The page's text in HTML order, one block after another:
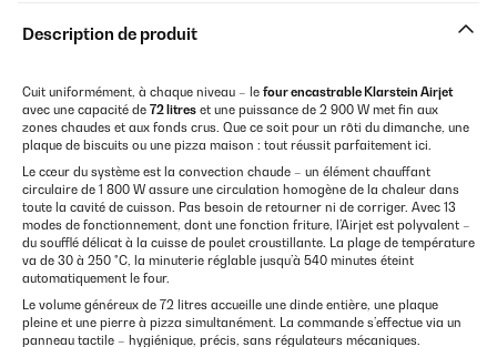
Description de produit
Cuit uniformément, à chaque niveau – le four encastrable Klarstein Airjet
avec une capacité de 72 litres et une puissance de 2 900 W met fin aux
zones chaudes et aux fonds crus. Que ce soit pour un rôti du dimanche, une
plaque de biscuits ou une pizza maison : tout réussit parfaitement ici.
Le cœur du système est la convection chaude – un élément chauffant
circulaire de 1 800 W assure une circulation homogène de la chaleur dans
toute la cavité de cuisson. Pas besoin de retourner ni de corriger. Avec 13
modes de fonctionnement, dont une fonction friture, l’Airjet est polyvalent –
du soufflé délicat à la cuisse de poulet croustillante. La plage de température
va de 30 à 250 °C, la minuterie réglable jusqu’à 540 minutes éteint
automatiquement le four.
Le volume généreux de 72 litres accueille une dinde entière, une plaque
pleine et une pierre à pizza simultanément. La commande s’effectue via un
panneau tactile – hygiénique, précis, sans régulateurs mécaniques.